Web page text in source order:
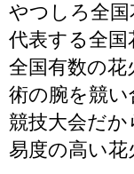
やつしろ全国
代表する全国
全国有数の花
術の腕を競
競技大会だ
易度の高い